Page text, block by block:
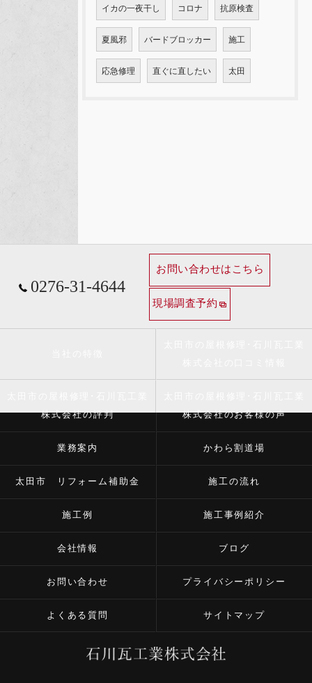
イカの一夜干し コロナ 抗原検査
夏風邪 バードブロッカー 施工
応急修理 直ぐに直したい 太田
0276-31-4644
お問い合わせはこちら
現場調査予約
株式会社の評判
株式会社のお客様の声
業務案内 かわら割道場
太田市 リフォーム補助金 施工の流れ
施工例 施工事例紹介
会社情報 ブログ
お問い合わせ プライバシーポリシー
よくある質問 サイトマップ